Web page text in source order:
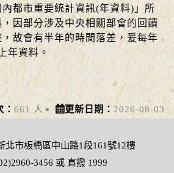
內都市重要統計資訊(年資料)」所
因部分涉及中央相關部會的回饋
，故會有半年的時間落差，爰每年
年資料。
661 人 更新日期： 2026-08-03
北市板橋區中山路1段161號12樓
3456 或 直撥 1999